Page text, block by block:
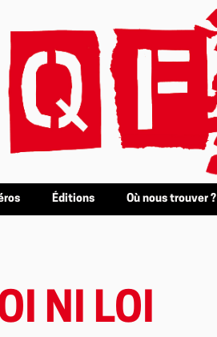
Éditions Où nous trouver ?
NI LOI